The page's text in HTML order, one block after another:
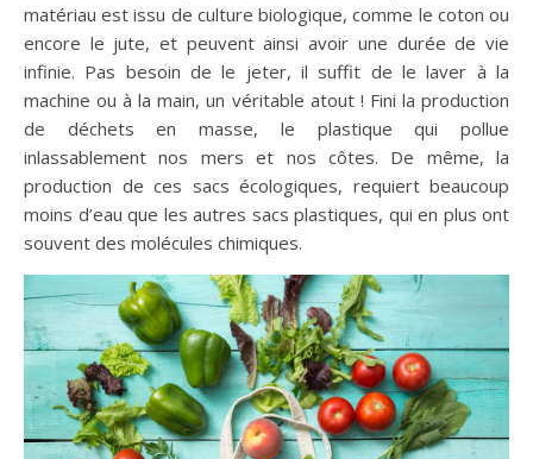
matériau est issu de culture biologique, comme le coton ou
encore le jute, et peuvent ainsi avoir une durée de vie
infinie. Pas besoin de le jeter, il suffit de le laver à la
machine ou à la main, un véritable atout ! Fini la production
de déchets en masse, le plastique qui pollue
inlassablement nos mers et nos côtes. De même, la
production de ces sacs écologiques, requiert beaucoup
moins d’eau que les autres sacs plastiques, qui en plus ont
souvent des molécules chimiques.